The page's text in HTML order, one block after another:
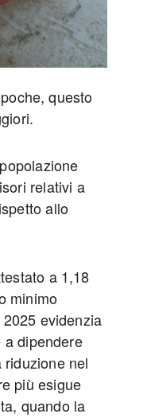
questo
relativi a
allo
a 1,18
minimo
evidenzia
dipendere
nel
più esigue
quando la